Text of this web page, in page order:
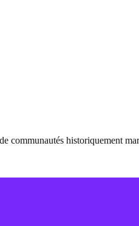
communautés historiquement